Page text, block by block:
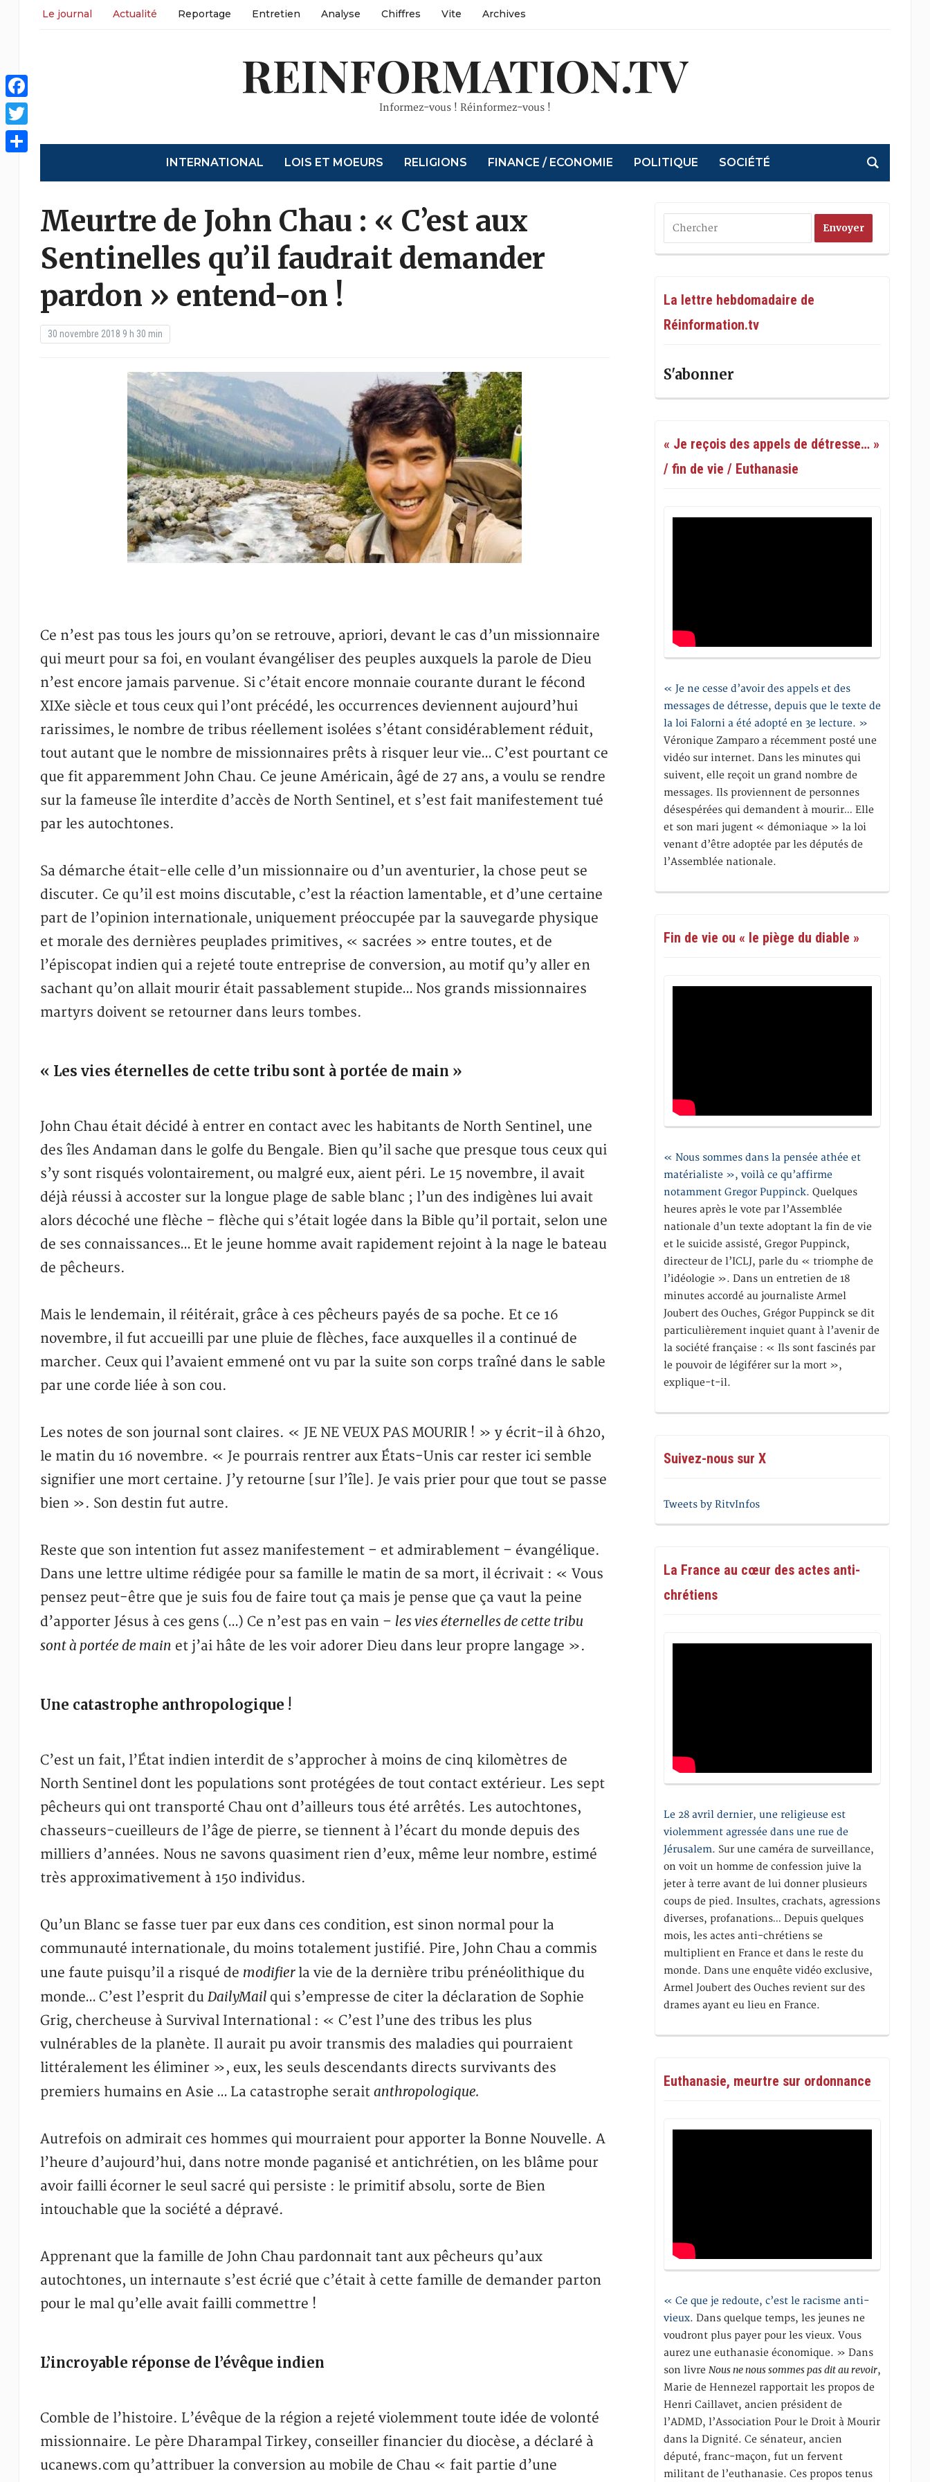
Le journal Actualité Reportage Entretien Analyse Chiffres Vite Archives
REINFORMATION.TV
Informez-vous ! Réinformez-vous !
INTERNATIONAL LOIS ET MOEURS RELIGIONS FINANCE / ECONOMIE POLITIQUE SOCIÉTÉ
Meurtre de John Chau : « C’est aux
Sentinelles qu’il faudrait demander
pardon » entend-on !
30 novembre 2018 9 h 30 min
Ce n’est pas tous les jours qu’on se retrouve, apriori, devant le cas d’un missionnaire
qui meurt pour sa foi, en voulant évangéliser des peuples auxquels la parole de Dieu
n’est encore jamais parvenue. Si c’était encore monnaie courante durant le fécond
XIXe siècle et tous ceux qui l’ont précédé, les occurrences deviennent aujourd’hui
rarissimes, le nombre de tribus réellement isolées s’étant considérablement réduit,
tout autant que le nombre de missionnaires prêts à risquer leur vie… C’est pourtant ce
que fit apparemment John Chau. Ce jeune Américain, âgé de 27 ans, a voulu se rendre
sur la fameuse île interdite d’accès de North Sentinel, et s’est fait manifestement tué
par les autochtones.
Sa démarche était-elle celle d’un missionnaire ou d’un aventurier, la chose peut se
discuter. Ce qu’il est moins discutable, c’est la réaction lamentable, et d’une certaine
part de l’opinion internationale, uniquement préoccupée par la sauvegarde physique
et morale des dernières peuplades primitives, « sacrées » entre toutes, et de
l’épiscopat indien qui a rejeté toute entreprise de conversion, au motif qu’y aller en
sachant qu’on allait mourir était passablement stupide… Nos grands missionnaires
martyrs doivent se retourner dans leurs tombes.
« Les vies éternelles de cette tribu sont à portée de main »
John Chau était décidé à entrer en contact avec les habitants de North Sentinel, une
des îles Andaman dans le golfe du Bengale. Bien qu’il sache que presque tous ceux qui
s’y sont risqués volontairement, ou malgré eux, aient péri. Le 15 novembre, il avait
déjà réussi à accoster sur la longue plage de sable blanc ; l’un des indigènes lui avait
alors décoché une flèche – flèche qui s’était logée dans la Bible qu’il portait, selon une
de ses connaissances… Et le jeune homme avait rapidement rejoint à la nage le bateau
de pêcheurs.
Mais le lendemain, il réitérait, grâce à ces pêcheurs payés de sa poche. Et ce 16
novembre, il fut accueilli par une pluie de flèches, face auxquelles il a continué de
marcher. Ceux qui l’avaient emmené ont vu par la suite son corps traîné dans le sable
par une corde liée à son cou.
Les notes de son journal sont claires. « JE NE VEUX PAS MOURIR ! » y écrit-il à 6h20,
le matin du 16 novembre. « Je pourrais rentrer aux États-Unis car rester ici semble
signifier une mort certaine. J’y retourne [sur l’île]. Je vais prier pour que tout se passe
bien ». Son destin fut autre.
Reste que son intention fut assez manifestement – et admirablement – évangélique.
Dans une lettre ultime rédigée pour sa famille le matin de sa mort, il écrivait : « Vous
pensez peut-être que je suis fou de faire tout ça mais je pense que ça vaut la peine
d’apporter Jésus à ces gens (…) Ce n’est pas en vain – les vies éternelles de cette tribu
sont à portée de main et j’ai hâte de les voir adorer Dieu dans leur propre langage ».
Une catastrophe anthropologique !
C’est un fait, l’État indien interdit de s’approcher à moins de cinq kilomètres de
North Sentinel dont les populations sont protégées de tout contact extérieur. Les sept
pêcheurs qui ont transporté Chau ont d’ailleurs tous été arrêtés. Les autochtones,
chasseurs-cueilleurs de l’âge de pierre, se tiennent à l’écart du monde depuis des
milliers d’années. Nous ne savons quasiment rien d’eux, même leur nombre, estimé
très approximativement à 150 individus.
Qu’un Blanc se fasse tuer par eux dans ces condition, est sinon normal pour la
communauté internationale, du moins totalement justifié. Pire, John Chau a commis
une faute puisqu’il a risqué de modifier la vie de la dernière tribu prénéolithique du
monde… C’est l’esprit du DailyMail qui s’empresse de citer la déclaration de Sophie
Grig, chercheuse à Survival International : « C’est l’une des tribus les plus
vulnérables de la planète. Il aurait pu avoir transmis des maladies qui pourraient
littéralement les éliminer », eux, les seuls descendants directs survivants des
premiers humains en Asie … La catastrophe serait anthropologique.
Autrefois on admirait ces hommes qui mourraient pour apporter la Bonne Nouvelle. A
l’heure d’aujourd’hui, dans notre monde paganisé et antichrétien, on les blâme pour
avoir failli écorner le seul sacré qui persiste : le primitif absolu, sorte de Bien
intouchable que la société a dépravé.
Apprenant que la famille de John Chau pardonnait tant aux pêcheurs qu’aux
autochtones, un internaute s’est écrié que c’était à cette famille de demander parton
pour le mal qu’elle avait failli commettre !
L’incroyable réponse de l’évêque indien
Comble de l’histoire. L’évêque de la région a rejeté violemment toute idée de volonté
missionnaire. Le père Dharampal Tirkey, conseiller financier du diocèse, a déclaré à
ucanews.com qu’attribuer la conversion au mobile de Chau « fait partie d’une
La lettre hebdomadaire de
Réinformation.tv
S'abonner
« Je reçois des appels de détresse… »
/ fin de vie / Euthanasie
« Je ne cesse d’avoir des appels et des
messages de détresse, depuis que le texte de
la loi Falorni a été adopté en 3e lecture. »
Véronique Zamparo a récemment posté une
vidéo sur internet. Dans les minutes qui
suivent, elle reçoit un grand nombre de
messages. Ils proviennent de personnes
désespérées qui demandent à mourir… Elle
et son mari jugent « démoniaque » la loi
venant d’être adoptée par les députés de
l’Assemblée nationale.
Fin de vie ou « le piège du diable »
« Nous sommes dans la pensée athée et
matérialiste », voilà ce qu’affirme
notamment Gregor Puppinck. Quelques
heures après le vote par l’Assemblée
nationale d’un texte adoptant la fin de vie
et le suicide assisté, Gregor Puppinck,
directeur de l’ICLJ, parle du « triomphe de
l’idéologie ». Dans un entretien de 18
minutes accordé au journaliste Armel
Joubert des Ouches, Grégor Puppinck se dit
particulièrement inquiet quant à l’avenir de
la société française : « Ils sont fascinés par
le pouvoir de légiférer sur la mort »,
explique-t-il.
Suivez-nous sur X
Tweets by RitvInfos
La France au cœur des actes anti-
chrétiens
Le 28 avril dernier, une religieuse est
violemment agressée dans une rue de
Jérusalem. Sur une caméra de surveillance,
on voit un homme de confession juive la
jeter à terre avant de lui donner plusieurs
coups de pied. Insultes, crachats, agressions
diverses, profanations… Depuis quelques
mois, les actes anti-chrétiens se
multiplient en France et dans le reste du
monde. Dans une enquête vidéo exclusive,
Armel Joubert des Ouches revient sur des
drames ayant eu lieu en France.
Euthanasie, meurtre sur ordonnance
« Ce que je redoute, c’est le racisme anti-
vieux. Dans quelque temps, les jeunes ne
voudront plus payer pour les vieux. Vous
aurez une euthanasie économique. » Dans
son livreNous ne nous sommes pas dit au revoir,
Marie de Hennezel rapportait les propos de
Henri Caillavet, ancien président de
l’ADMD, l’Association Pour le Droit à Mourir
dans la Dignité. Ce sénateur, ancien
député, franc-maçon, fut un fervent
militant de l’euthanasie. Ces propos tenus
Facebook
Twitter